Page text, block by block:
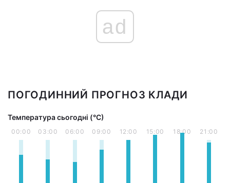
ad
ПОГОДИННИЙ ПРОГНОЗ КЛАДИ
Температура сьогодні (°С)
00:00 03:00 06:00 09:00 12:00 15:00 18:00 21:00